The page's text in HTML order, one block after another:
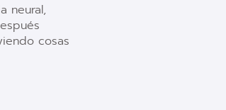
neural,
cosas